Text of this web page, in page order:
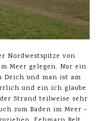
Nordwestspitze von
Meer gelegen. Nur ein
und man ist am
und ein ich glaube
Strand teilweise sehr
zum Baden im Meer –